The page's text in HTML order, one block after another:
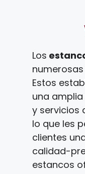
Los
Estos
una
y servicios
lo que les
clientes
calidad-
estancos